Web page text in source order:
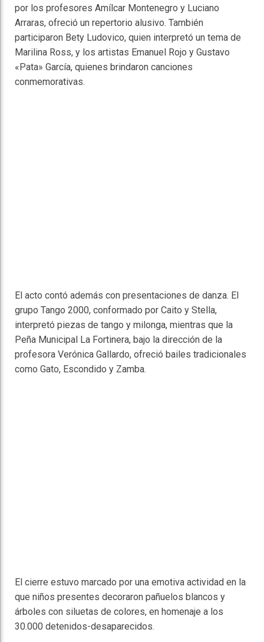
por los profesores Amílcar Montenegro y Luciano
Arraras, ofreció un repertorio alusivo. También
participaron Bety Ludovico, quien interpretó un tema de
Marilina Ross, y los artistas Emanuel Rojo y Gustavo
«Pata» García, quienes brindaron canciones
conmemorativas.
El acto contó además con presentaciones de danza. El
grupo Tango 2000, conformado por Caito y Stella,
interpretó piezas de tango y milonga, mientras que la
Peña Municipal La Fortinera, bajo la dirección de la
profesora Verónica Gallardo, ofreció bailes tradicionales
como Gato, Escondido y Zamba.
El cierre estuvo marcado por una emotiva actividad en la
que niños presentes decoraron pañuelos blancos y
árboles con siluetas de colores, en homenaje a los
30.000 detenidos-desaparecidos.